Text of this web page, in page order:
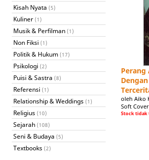
Kisah Nyata (5)
Kuliner (1)
Musik & Perfilman (1)
Non Fiksi (1)
Politik & Hukum (17)
Psikologi (2)
Puisi & Sastra (8)
Referensi (1)
Relationship & Weddings (1)
Religius (10)
Sejarah (108)
Seni & Budaya (5)
Textbooks (2)
Perang
oleh Aiko
Soft
Stock tidak